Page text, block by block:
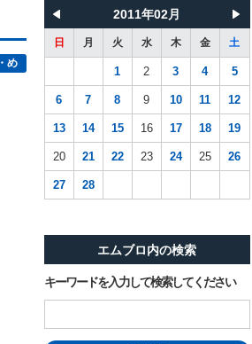
め
2011年02月
日 月 火 水 木 金 土
1 2 3 4 5
6 7 8 9 10 11 12
13 14 15 16 17 18 19
20 21 22 23 24 25 26
27 28
エムブロ内の検索
キーワードを入力して検索してください